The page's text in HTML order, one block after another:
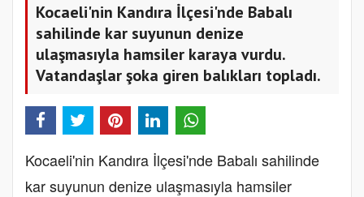
Kocaeli'nin Kandıra İlçesi'nde Babalı
sahilinde kar suyunun denize
ulaşmasıyla hamsiler karaya vurdu.
Vatandaşlar şoka giren balıkları topladı.
Kocaeli'nin Kandıra İlçesi'nde Babalı sahilinde
kar suyunun denize ulaşmasıyla hamsiler